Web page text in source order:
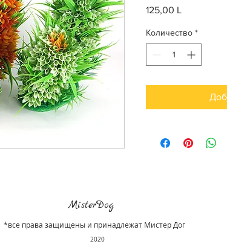
125,00 LЦена
Количество *
MisterDog
*все права защищены и принадлежат Мистер Дог
2020